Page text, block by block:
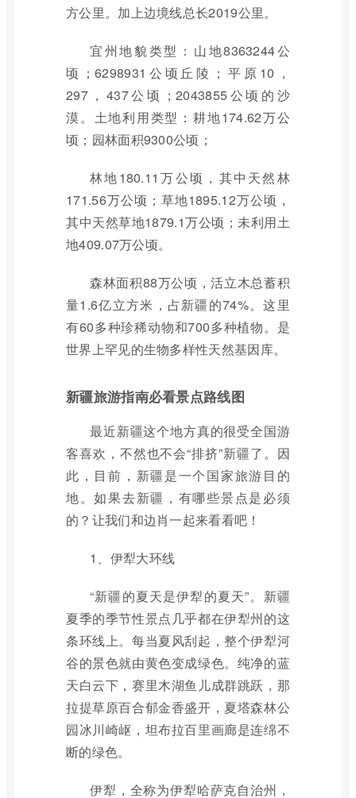
方公里。加上边境线总长2019公里。
宜州地貌类型：山地8363244公
顷；6298931公顷丘陵；平原10，
297，437公顷；2043855公顷的沙
漠。土地利用类型：耕地174.62万公
顷；园林面积9300公顷；
林地180.11万公顷，其中天然林
171.56万公顷；草地1895.12万公顷，
其中天然草地1879.1万公顷；未利用土
地409.07万公顷。
森林面积88万公顷，活立木总蓄积
量1.6亿立方米，占新疆的74%。这里
有60多种珍稀动物和700多种植物。是
世界上罕见的生物多样性天然基因库。
新疆旅游指南必看景点路线图
最近新疆这个地方真的很受全国游
客喜欢，不然也不会“排挤”新疆了。因
此，目前，新疆是一个国家旅游目的
地。如果去新疆，有哪些景点是必须
的？让我们和边肖一起来看看吧！
1、伊犁大环线
“新疆的夏天是伊犁的夏天”。新疆
夏季的季节性景点几乎都在伊犁州的这
条环线上。每当夏风刮起，整个伊犁河
谷的景色就由黄色变成绿色。纯净的蓝
天白云下，赛里木湖鱼儿成群跳跃，那
拉提草原百合郁金香盛开，夏塔森林公
园冰川崎岖，坦布拉百里画廊是连绵不
断的绿色。
伊犁，全称为伊犁哈萨克自治州，